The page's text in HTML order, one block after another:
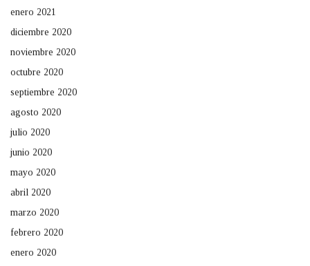
enero 2021
diciembre 2020
noviembre 2020
octubre 2020
septiembre 2020
agosto 2020
julio 2020
junio 2020
mayo 2020
abril 2020
marzo 2020
febrero 2020
enero 2020